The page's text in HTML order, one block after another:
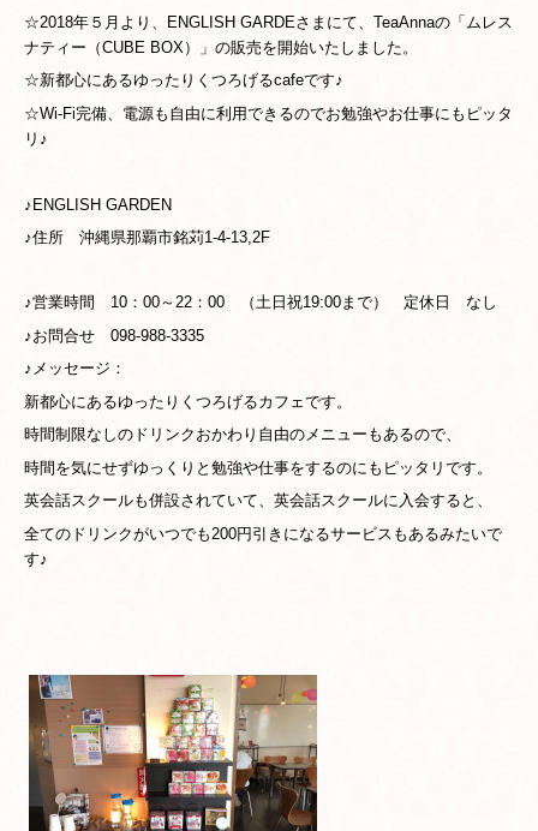
☆2018年５ 月より、ENGLISH GARDEさまにて、 TeaAnnaの「ムレス
ナティー（CUBE BOX）」の販売を開始いたしました。
☆新都心にあるゆったりくつろげるcafeです♪
☆Wi-Fi完備、電源も自由に利用できるのでお勉強やお仕事にもピッタ
リ♪
♪ENGLISH GARDEN
♪住所 沖縄県那覇市銘苅1-4-13,2F
♪営業時間 10 ：00～22：00 （土日祝19:00まで） 定休日 なし
♪お問合せ 098-988-3335
♪メッセージ：
新都心にあるゆったりくつろげるカフェです。
時間制限なしのドリンクおかわり自由のメニューもあるので、
時間を気にせずゆっくりと勉強や仕事をするのにもピッタリです。
英会話スクールも併設されていて、英会話スクールに入会すると、
全てのドリンクがいつでも200円引きになるサービスもあるみたいで
す♪